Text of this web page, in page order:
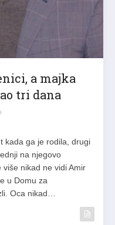
a majka
tri dana
kada ga je rodila, drugi
na njegovo
nikad ne vidi Amir
u Domu za
Oca nikad…